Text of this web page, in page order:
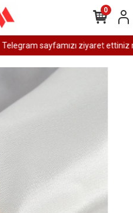
Telegram sayfamızı ziyaret ettiniz
0